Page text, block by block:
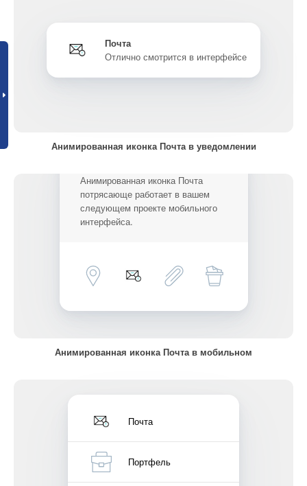
Почта
Отлично смотрится в интерфейсе
Анимированная иконка Почта в уведомлении
Анимированная иконка Почта
потрясающе работает в вашем
следующем проекте мобильного
интерфейса.
Анимированная иконка Почта в мобильном
Почта
Портфель